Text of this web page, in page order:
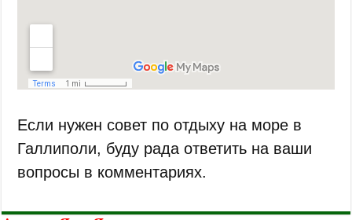
Если нужен совет по отдыху на море в
Галлиполи, буду рада ответить на ваши
вопросы в комментариях.